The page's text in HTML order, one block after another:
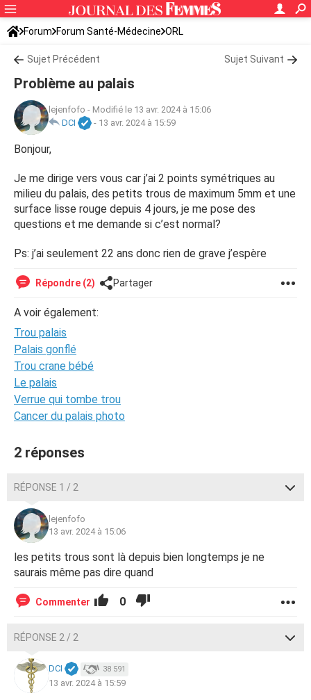
Forum Forum Santé-Médecine ORL
Sujet Précédent Sujet Suivant
Problème au palais
lejenfofo - Modifié le 13 avr. 2024 à 15:06
DCI
- 13 avr. 2024 à 15:59
Bonjour,
Je me dirige vers vous car j’ai 2 points symétriques au
milieu du palais, des petits trous de maximum 5mm et une
surface lisse rouge depuis 4 jours, je me pose des
questions et me demande si c’est normal?
Ps: j’ai seulement 22 ans donc rien de grave j’espère
Répondre (2) Partager
A voir également:
Trou palais
Palais gonflé
Trou crane bébé
Le palais
Verrue qui tombe trou
Cancer du palais photo
2 réponses
RÉPONSE 1 / 2
lejenfofo
13 avr. 2024 à 15:06
les petits trous sont là depuis bien longtemps je ne
saurais même pas dire quand
Commenter 0
RÉPONSE 2 / 2
DCI 38 591
13 avr. 2024 à 15:59